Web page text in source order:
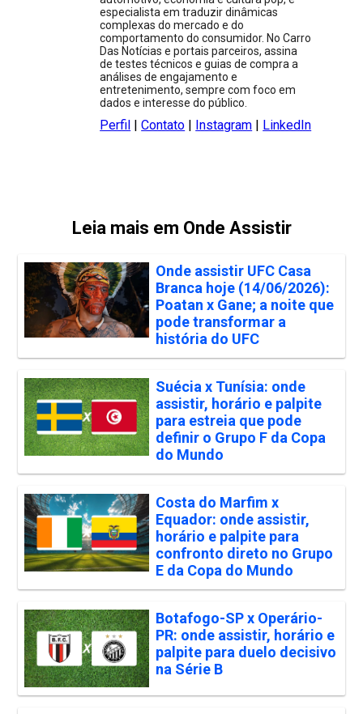
especialista em traduzir dinâmicas
complexas do mercado e do
comportamento do consumidor. No Carro
Das Notícias e portais parceiros, assina
de testes técnicos e guias de compra a
análises de engajamento e
entretenimento, sempre com foco em
dados e interesse do público.
Perfil |Contato | Instagram | LinkedIn
Leia mais em Onde Assistir
Onde assistir UFC Casa
Branca hoje (14/06/2026):
Poatan x Gane; a noite que
pode transformar a
história do UFC
Suécia x Tunísia: onde
assistir, horário e palpite
para estreia que pode
definir o Grupo F da Copa
do Mundo
Costa do Marfim x
Equador: onde assistir,
horário e palpite para
confronto direto no Grupo
E da Copa do Mundo
Botafogo-SP x Operário-
PR: onde assistir, horário e
palpite para duelo decisivo
na Série B